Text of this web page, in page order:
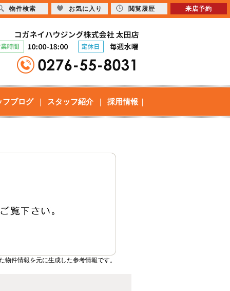
フブログ スタッフ紹介 採用情報
件情報を元に生成した参考情報です。
物件検索 お気に入り 閲覧履歴 来店予約